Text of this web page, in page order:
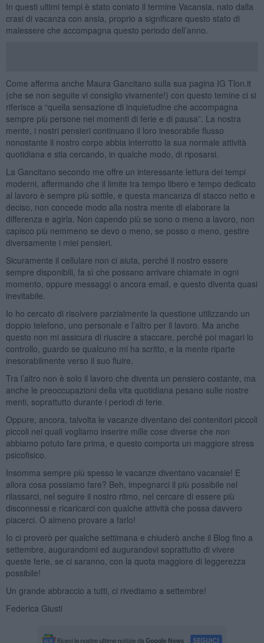
In questi ultimi tempi è stato coniato il termine Vacansia, nato dalla
crasi di vacanza con ansia, proprio a significare questo stato di
malessere che accompagna questo periodo dell’anno.
Come afferma anche Maura Gancitano sulla sua pagina IG Tlon.it
(che se non seguite vi consiglio vivamente!) con questo temine ci si
riferisce a “quella sensazione di inquietudine che accompagna
sempre più persone nei momenti di ferie e di pausa”. La nostra
mente, i nostri pensieri continuano il loro inesorabile flusso
nonostante il nostro corpo abbia interrotto la sua normale attività
quotidiana e stia cercando, in qualche modo, di riposarsi.
La Gancitano secondo me offre un interessante lettura dei tempi
moderni, affermando che il limite tra tempo libero e tempo dedicato
al lavoro è sempre più sottile, e questa mancanza di stacco netto e
deciso, non concede modo alla nostra mente di elaborare la
differenza e agirla. Non capendo più se sono o meno a lavoro, non
capisco più nemmeno se devo o meno, se posso o meno, gestire
diversamente i miei pensieri.
Sicuramente il cellulare non ci aiuta, perché il nostro essere
sempre disponibili, fa sì che possano arrivare chiamate in ogni
momento, oppure messaggi o ancora email, e questo diventa quasi
inevitabile.
Io ho cercato di risolvere parzialmente la questione utilizzando un
doppio telefono, uno personale e l’altro per il lavoro. Ma anche
questo non mi assicura di riuscire a staccare, perché poi magari lo
controllo, guardo se qualcuno mi ha scritto, e la mente riparte
inesorabilmente verso il suo fluire.
Tra l’altro non è solo il lavoro che diventa un pensiero costante, ma
anche le preoccupazioni della vita quotidiana pesano sulle nostre
menti, soprattutto durante i periodi di ferie.
Oppure, ancora, talvolta le vacanze diventano dei contenitori piccoli
piccoli nei quali vogliamo inserire mille cose diverse che non
abbiamo potuto fare prima, e questo comporta un maggiore stress
psicofisico.
Insomma sempre più spesso le vacanze diventano vacansie! E
allora cosa possiamo fare? Beh, impegnarci il più possibile nel
rilassarci, nel seguire il nostro ritmo, nel cercare di essere più
disconnessi e ricaricarci con qualche attività che possa davvero
piacerci. O almeno provare a farlo!
Io ci proverò per qualche settimana e chiuderò anche il Blog fino a
settembre, augurandomi ed augurandovi soprattutto di vivere
queste ferie, se ci saranno, con la quota maggiore di leggerezza
possibile!
Un grande abbraccio a tutti, ci rivediamo a settembre!
Federica Giusti